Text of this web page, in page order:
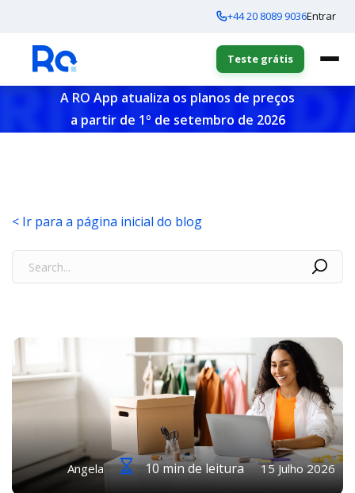
+44 20 8089 9036Entrar
Teste grátis
A RO App atualiza os planos de preços
a partir de 1º de setembro de 2026
< Ir para a página inicial do blog
Angela 10 min de leitura 15 Julho 2026